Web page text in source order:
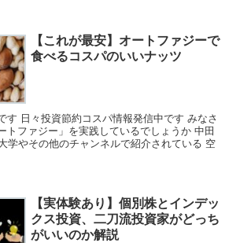
【これが最安】オートファジーで
食べるコスパのいいナッツ
す 日々投資節約コスパ情報発信中です みなさ
トファジー」を実践しているでしょうか 中田
学やその他のチャンネルで紹介されている 空
【実体験あり】個別株とインデッ
クス投資、二刀流投資家がどっち
がいいのか解説